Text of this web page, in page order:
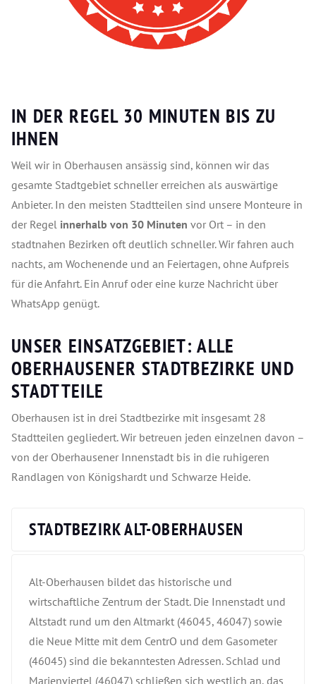
IN DER REGEL 30 MINUTEN BIS ZU
IHNEN
Weil wir in Oberhausen ansässig sind, können wir das
gesamte Stadtgebiet schneller erreichen als auswärtige
Anbieter. In den meisten Stadtteilen sind unsere Monteure in
der Regel innerhalb von 30 Minuten vor Ort – in den
stadtnahen Bezirken oft deutlich schneller. Wir fahren auch
nachts, am Wochenende und an Feiertagen, ohne Aufpreis
für die Anfahrt. Ein Anruf oder eine kurze Nachricht über
WhatsApp genügt.
UNSER EINSATZGEBIET: ALLE
OBERHAUSENER STADTBEZIRKE UND
STADTTEILE
Oberhausen ist in drei Stadtbezirke mit insgesamt 28
Stadtteilen gegliedert. Wir betreuen jeden einzelnen davon –
von der Oberhausener Innenstadt bis in die ruhigeren
Randlagen von Königshardt und Schwarze Heide.
STADTBEZIRK ALT-OBERHAUSEN
Alt-Oberhausen bildet das historische und
wirtschaftliche Zentrum der Stadt. Die Innenstadt und
Altstadt rund um den Altmarkt (46045, 46047) sowie
die Neue Mitte mit dem CentrO und dem Gasometer
(46045) sind die bekanntesten Adressen. Schlad und
Marienviertel (46047) schließen sich westlich an, das